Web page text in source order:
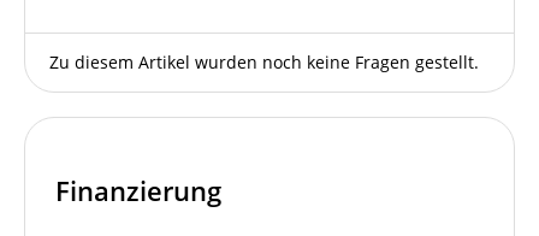
Zu diesem Artikel wurden noch keine Fragen gestellt.
Finanzierung